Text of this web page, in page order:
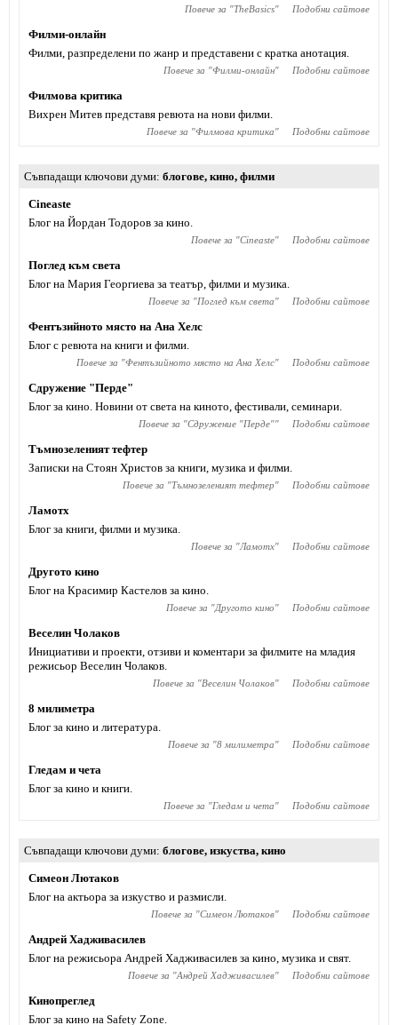
Повече за "TheBasics" Подобни сайтове
Филми-онлайн
Филми, разпределени по жанр и представени с кратка анотация.
Повече за "Филми-онлайн" Подобни сайтове
Филмова критика
Вихрен Митев представя ревюта на нови филми.
Повече за "Филмова критика" Подобни сайтове
Съвпадащи ключови думи блогове, кино, филми
Cineaste
Блог на Йордан Тодоров за кино.
Повече за "Cineaste" Подобни сайтове
Поглед към света
Блог на Мария Георгиева за театър, филми и музика.
Повече за "Поглед към света" Подобни сайтове
Фентъзийното място на Ана Хелс
Блог с ревюта на книги и филми.
Повече за "Фентъзийното място на Ана Хелс" Подобни сайтове
Сдружение "Перде"
Блог за кино. Новини от света на киното, фестивали, семинари.
Повече за "Сдружение "Перде"" Подобни сайтове
Тъмнозеленият тефтер
Записки на Стоян Христов за книги, музика и филми.
Повече за "Тъмнозеленият тефтер" Подобни сайтове
Ламотх
Блог за книги, филми и музика.
Повече за "Ламотх" Подобни сайтове
Другото кино
Блог на Красимир Кастелов за кино.
Повече за "Другото кино" Подобни сайтове
Веселин Чолаков
Инициативи и проекти, отзиви и коментари за филмите на младия
режисьор Веселин Чолаков.
Повече за "Веселин Чолаков" Подобни сайтове
8 милиметра
Блог за кино и литература.
Повече за "8 милиметра" Подобни сайтове
Гледам и чета
Блог за кино и книги.
Повече за "Гледам и чета" Подобни сайтове
Съвпадащи ключови думи блогове, изкуства, кино
Симеон Лютаков
Блог на актьора за изкуство и размисли.
Повече за "Симеон Лютаков" Подобни сайтове
Андрей Хадживасилев
Блог на режисьора Андрей Хадживасилев за кино, музика и свят.
Повече за "Андрей Хадживасилев" Подобни сайтове
Кинопреглед
Блог за кино на Safety Zone.